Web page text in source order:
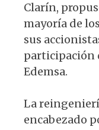
Clarín,
mayoría de
sus
participación
Edemsa.
La
encabezado